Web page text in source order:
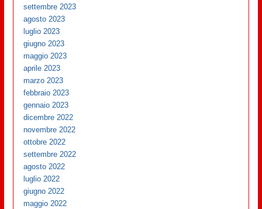
settembre 2023
agosto 2023
luglio 2023
giugno 2023
maggio 2023
aprile 2023
marzo 2023
febbraio 2023
gennaio 2023
dicembre 2022
novembre 2022
ottobre 2022
settembre 2022
agosto 2022
luglio 2022
giugno 2022
maggio 2022